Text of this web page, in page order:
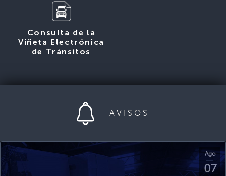
Consulta de la
Viñeta Electrónica
de Tránsitos
AVISOS
Ago
07